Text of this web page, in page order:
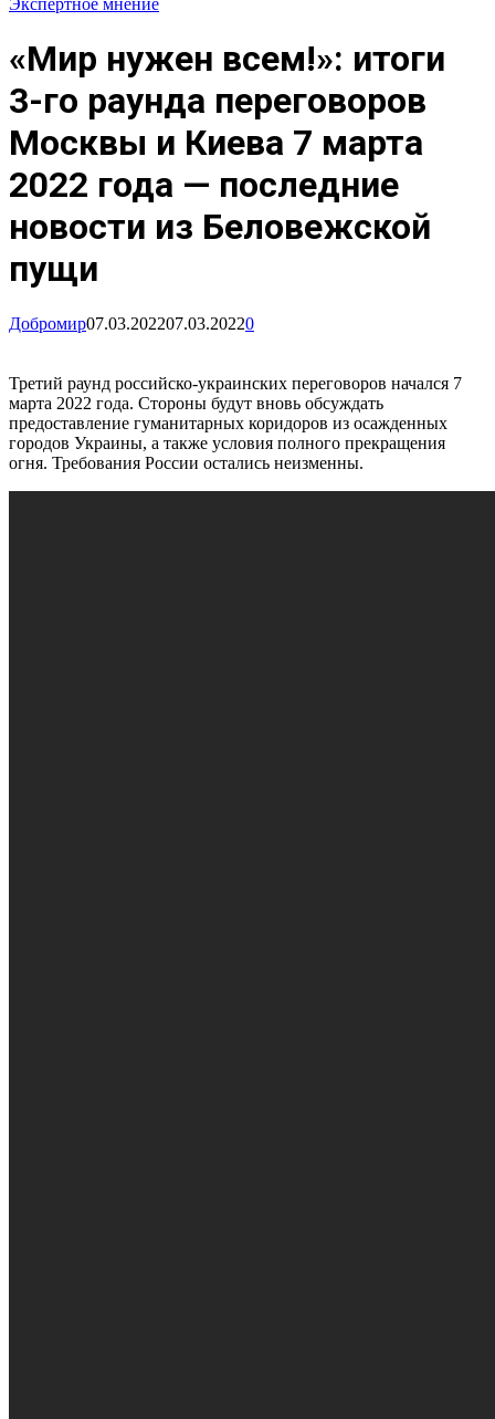
Экспертное мнение
«Мир нужен всем!»: итоги
3-го раунда переговоров
Москвы и Киева 7 марта
2022 года — последние
новости из Беловежской
пущи
Добромир07.03.202207.03.20220
Третий раунд российско-украинских переговоров начался 7
марта 2022 года. Стороны будут вновь обсуждать
предоставление гуманитарных коридоров из осажденных
городов Украины, а также условия полного прекращения
огня. Требования России остались неизменны.